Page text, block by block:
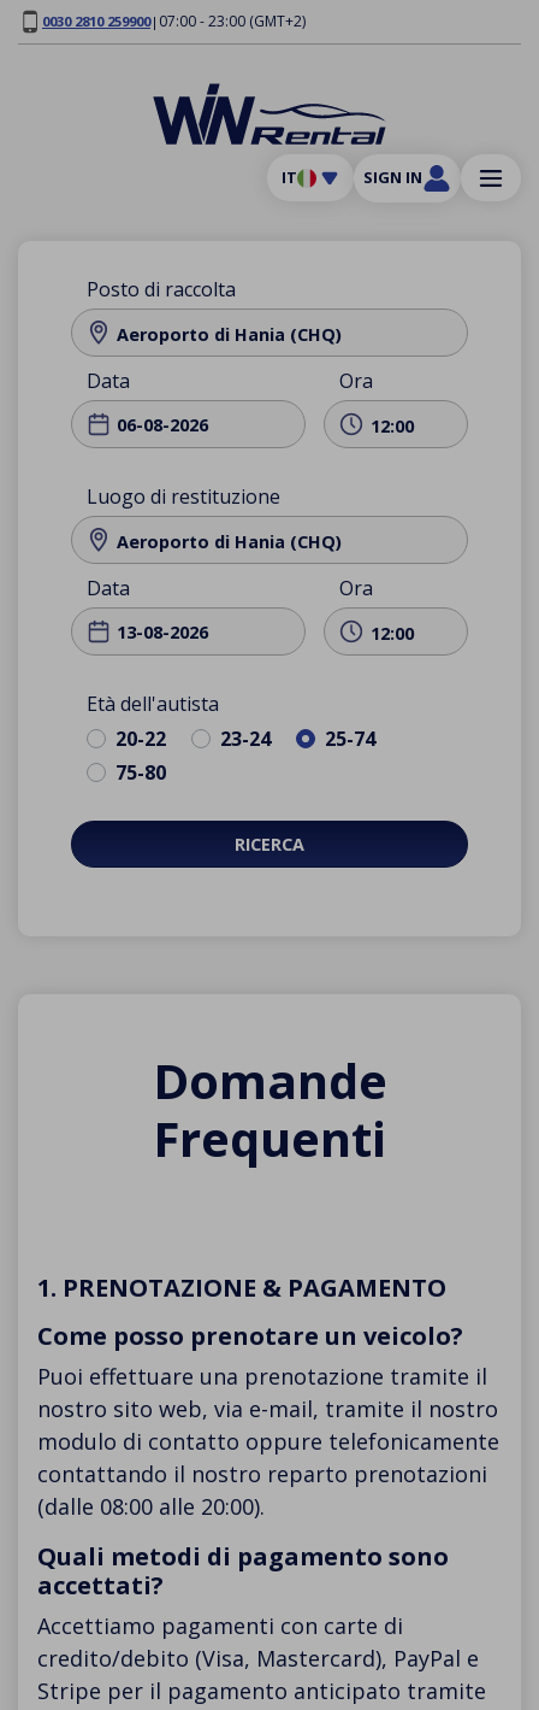
0030 2810 259900| 07:00 - 23:00 (GMT+2)
IT SIGN IN
Posto di raccolta
Aeroporto di Hania (CHQ)
Data Ora
12:00
Luogo di restituzione
Aeroporto di Hania (CHQ)
Data Ora
12:00
Età dell'autista
20-22
23-24
25-74
75-80
RICERCA
Domande
Frequenti
1. PRENOTAZIONE & PAGAMENTO
Come posso prenotare un veicolo?
Puoi effettuare una prenotazione tramite il
nostro sito web, via e-mail, tramite il nostro
modulo di contatto oppure telefonicamente
contattando il nostro reparto prenotazioni
(dalle 08:00 alle 20:00).
Quali metodi di pagamento sono
accettati?
Accettiamo pagamenti con carte di
credito/debito (Visa, Mastercard), PayPal e
Stripe per il pagamento anticipato tramite